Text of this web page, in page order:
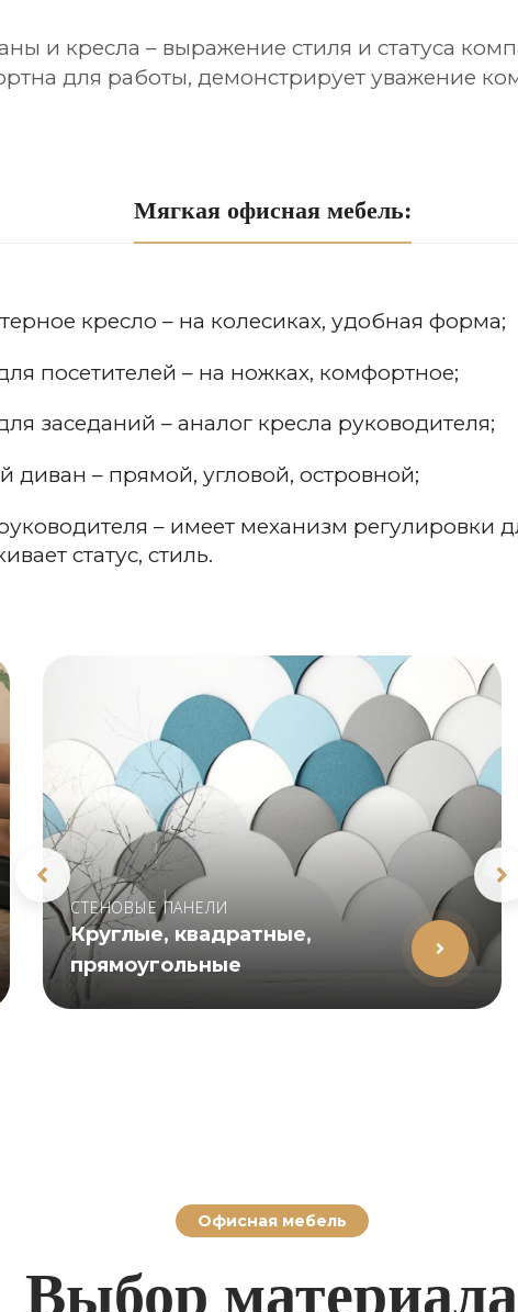
и кресла – выражение стиля и статуса
для работы, демонстрирует уважение
Мягкая офисная мебель:
кресло – на колесиках, удобная форма;
посетителей – на ножках, комфортное;
заседаний – аналог кресла руководителя;
диван – прямой, угловой, островной;
– имеет механизм регулировки
статус, стиль.
СТЕНОВЫЕ ПАНЕЛИ
Круглые, квадратные,
прямоугольные
Офисная мебель
Выбор материала